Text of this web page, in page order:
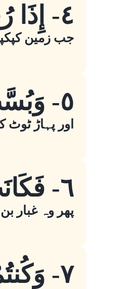
٤- إِذَا رُجَّتِ الْأَرْضُ رَجًّا
جب زمین
٥- وَبُسَّتِ الْجِبَالُ بَسًّا
اور پہاڑ ٹوٹ
٦- فَكَانَتْ هَبَاءً مُّنبَثًّا
پھر وہ غبار
٧- وَكُنتُمْ أَزْوَاجًا ثَلَاثَةً